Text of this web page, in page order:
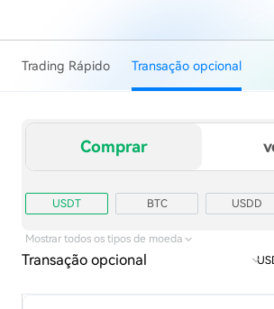
Trading Rápido Transação opcional
Comprar
USDT BTC USDD
TRX USD1
Mostrar todos os tipos de moeda
Transação opcional